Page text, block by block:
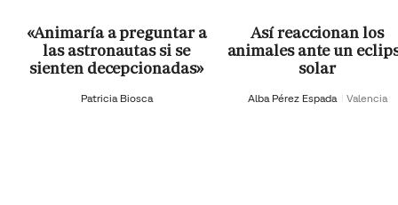
«Animaría a preguntar a
las astronautas si se
sienten decepcionadas»
Patricia Biosca
Así reaccionan los
animales ante un
solar
Alba Pérez Espada Valencia